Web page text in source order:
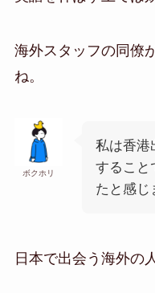
海外スタッフの同僚
ね。
ボクホリ
私は香港
すること
たと感じ
日本で出会う海外の